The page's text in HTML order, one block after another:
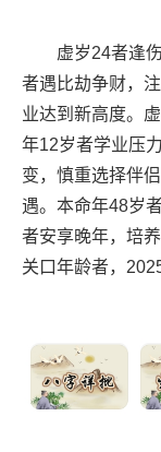
虚岁24者逢
者遇比劫争财，
业达到新高度。
年12岁者学业压
变，慎重选择伴
遇。本命年48岁
者安享晚年，培
关口年龄者，